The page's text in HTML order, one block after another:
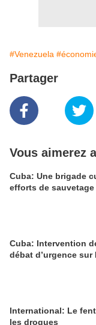
#Venezuela
Partager
Vous aimerez
Cuba: Une brigade
efforts de
Cuba: Intervention
débat d’urgence
International: Le
les drogues